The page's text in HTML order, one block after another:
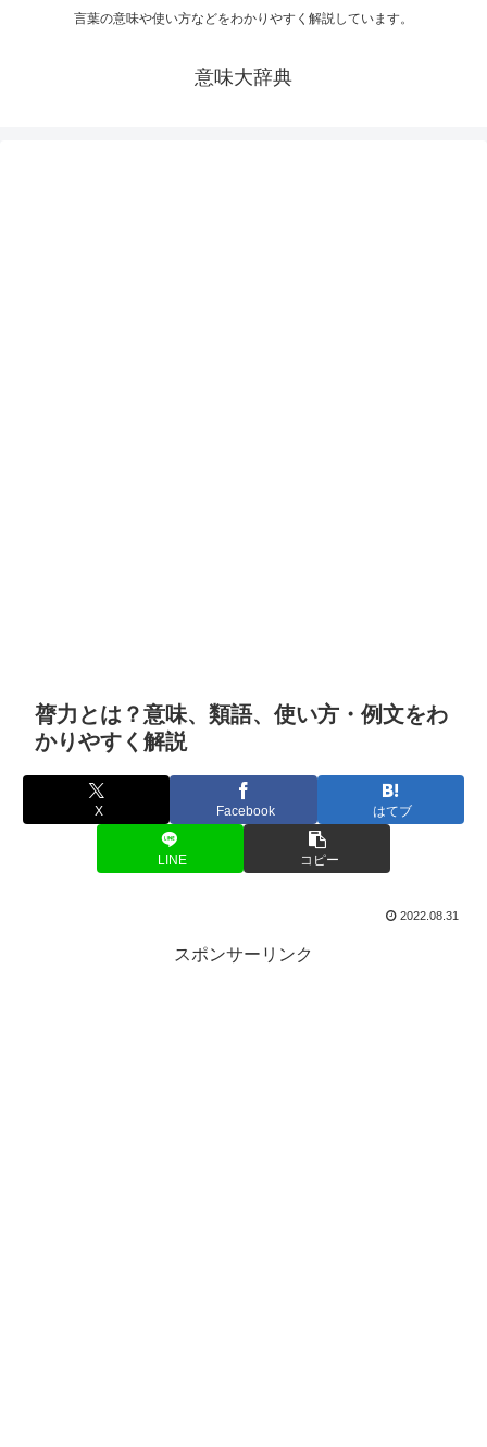
言葉の意味や使い方などをわかりやすく解説しています。
意味大辞典
膂力とは？意味、類語、使い方・例文をわ
かりやすく解説
X Facebook はてブ
LINE コピー
2022.08.31
スポンサーリンク